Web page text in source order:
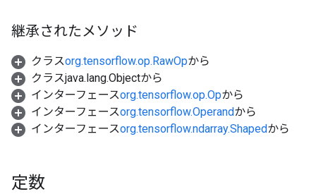
継承されたメソッド
クラスorg.tensorflow.op.RawOpから
クラスjava.lang.Objectから
インターフェースorg.tensorflow.op.Opから
インターフェースorg.tensorflow.Operandから
インターフェースorg.tensorflow.ndarray.Shapedから
定数